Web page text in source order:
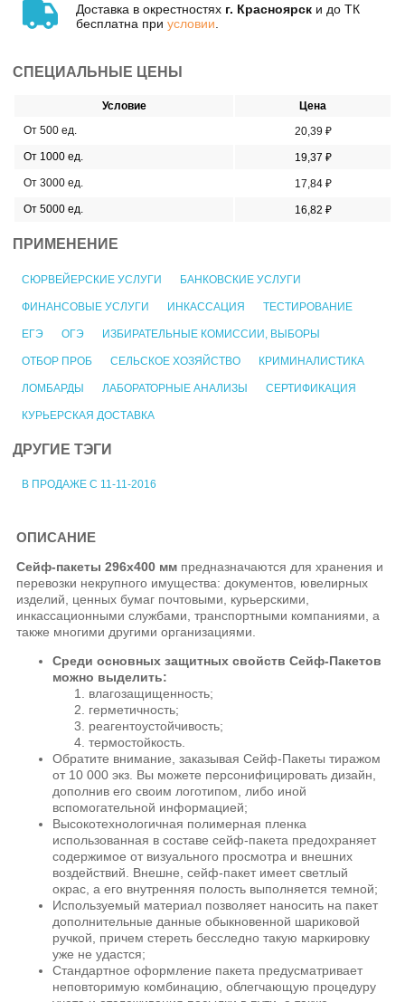
Доставка в окрестностях г. Красноярск и до ТК
бесплатна при условии
СПЕЦИАЛЬНЫЕ ЦЕНЫ
Условие
Цена
От 500 ед.
20,39 ₽
От 1000 ед.
19,37 ₽
От 3000 ед.
17,84 ₽
От 5000 ед.
16,82 ₽
ПРИМЕНЕНИЕ
СЮРВЕЙЕРСКИЕ УСЛУГИ БАНКОВСКИЕ УСЛУГИ
ФИНАНСОВЫЕ УСЛУГИ ИНКАССАЦИЯ ТЕСТИРОВАНИЕ
ЕГЭ ОГЭ ИЗБИРАТЕЛЬНЫЕ КОМИССИИ, ВЫБОРЫ
ОТБОР ПРОБ СЕЛЬСКОЕ ХОЗЯЙСТВО КРИМИНАЛИСТИКА
ЛОМБАРДЫ ЛАБОРАТОРНЫЕ АНАЛИЗЫ СЕРТИФИКАЦИЯ
КУРЬЕРСКАЯ ДОСТАВКА
ДРУГИЕ ТЭГИ
В ПРОДАЖЕ С 11-11-2016
ОПИСАНИЕ
Сейф-пакеты 296х400 мм предназначаются для хранения и
перевозки некрупного имущества: документов, ювелирных
изделий, ценных бумаг почтовыми, курьерскими,
инкассационными службами, транспортными компаниями, а
также многими другими организациями.
Среди основных защитных свойств Сейф-Пакетов
можно выделить:
влагозащищенность;
герметичность;
реагентоустойчивость;
термостойкость.
Обратите внимание, заказывая Сейф-Пакеты тиражом
от 10 000 экз. Вы можете персонифицировать дизайн,
дополнив его своим логотипом, либо иной
вспомогательной информацией;
Высокотехнологичная полимерная пленка
использованная в составе сейф-пакета предохраняет
содержимое от визуального просмотра и внешних
воздействий. Внешне, сейф-пакет имеет светлый
окрас, а его внутренняя полость выполняется темной;
Используемый материал позволяет наносить на пакет
дополнительные данные обыкновенной шариковой
ручкой, причем стереть бесследно такую маркировку
уже не удастся;
Стандартное оформление пакета предусматривает
неповторимую комбинацию, облегчающую процедуру